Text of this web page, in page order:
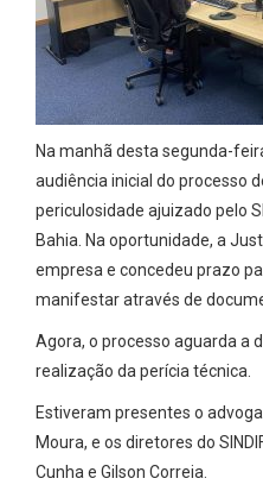
Na manhã desta segunda-
audiência inicial do processo
periculosidade ajuizado pelo
Bahia. Na oportunidade, a
empresa e concedeu prazo
manifestar através de
Agora, o processo aguarda a
realização da perícia técnica.
Estiveram presentes o
Moura, e os diretores do
Cunha e Gilson Correia.